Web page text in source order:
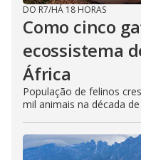
DO R7/HÁ 18 HORAS
Como cinco
ecossistema
África
População de felinos
mil animais na década